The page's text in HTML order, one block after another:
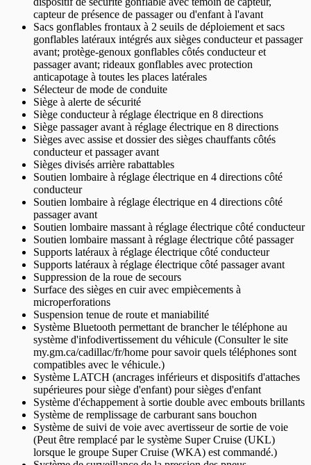
capteur de présence de passager ou d'enfant à l'avant
Sacs gonflables frontaux à 2 seuils de déploiement et sacs
gonflables latéraux intégrés aux sièges conducteur et passager
avant; protège-genoux gonflables côtés conducteur et
passager avant; rideaux gonflables avec protection
anticapotage à toutes les places latérales
Sélecteur de mode de conduite
Siège à alerte de sécurité
Siège conducteur à réglage électrique en 8 directions
Siège passager avant à réglage électrique en 8 directions
Sièges avec assise et dossier des sièges chauffants côtés
conducteur et passager avant
Sièges divisés arrière rabattables
Soutien lombaire à réglage électrique en 4 directions côté
conducteur
Soutien lombaire à réglage électrique en 4 directions côté
passager avant
Soutien lombaire massant à réglage électrique côté conducteur
Soutien lombaire massant à réglage électrique côté passager
Supports latéraux à réglage électrique côté conducteur
Supports latéraux à réglage électrique côté passager avant
Suppression de la roue de secours
Surface des sièges en cuir avec empiècements à
microperforations
Suspension tenue de route et maniabilité
Système Bluetooth permettant de brancher le téléphone au
système d'infodivertissement du véhicule (Consulter le site
my.gm.ca/cadillac/fr/home pour savoir quels téléphones sont
compatibles avec le véhicule.)
Système LATCH (ancrages inférieurs et dispositifs d'attaches
supérieures pour siège d'enfant) pour sièges d'enfant
Système d'échappement à sortie double avec embouts brillants
Système de remplissage de carburant sans bouchon
Système de suivi de voie avec avertisseur de sortie de voie
(Peut être remplacé par le système Super Cruise (UKL)
lorsque le groupe Super Cruise (WKA) est commandé.)